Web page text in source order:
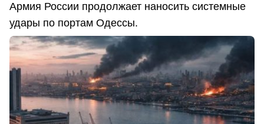
Армия России продолжает наносить системные
удары по портам Одессы.